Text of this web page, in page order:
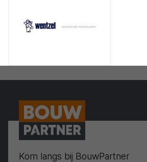
Kom langs bij BouwPartner